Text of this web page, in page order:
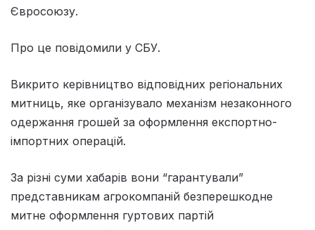
Євросоюзу.
Про це повідомили у СБУ.
Викрито керівництво відповідних регіональних
митниць, яке організувало механізм незаконного
одержання грошей за оформлення експортно-
імпортних операцій.
За різні суми хабарів вони “гарантували”
представникам агрокомпаній безперешкодне
митне оформлення гуртових партій